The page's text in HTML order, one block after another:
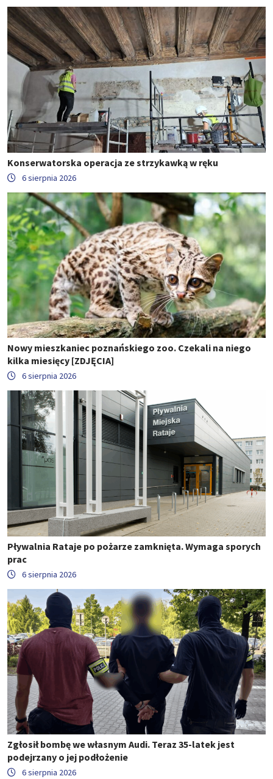
Konserwatorska operacja ze strzykawką w ręku
6 sierpnia 2026
Nowy mieszkaniec poznańskiego zoo. Czekali na niego
kilka miesięcy [ZDJĘCIA]
6 sierpnia 2026
Pływalnia Rataje po pożarze zamknięta. Wymaga sporych
prac
6 sierpnia 2026
Zgłosił bombę we własnym Audi. Teraz 35-latek jest
podejrzany o jej podłożenie
6 sierpnia 2026